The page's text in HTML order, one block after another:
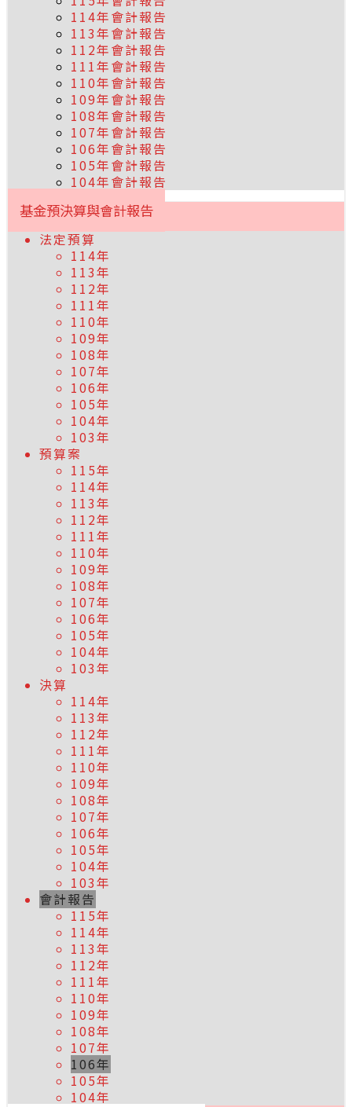
114年會計報告
113年會計報告
112年會計報告
111年會計報告
110年會計報告
109年會計報告
108年會計報告
107年會計報告
106年會計報告
105年會計報告
104年會計報告
基金預決算與會計報告
法定預算
114年
113年
112年
111年
110年
109年
108年
107年
106年
105年
104年
103年
預算案
115年
114年
113年
112年
111年
110年
109年
108年
107年
106年
105年
104年
103年
決算
114年
113年
112年
111年
110年
109年
108年
107年
106年
105年
104年
103年
會計報告
115年
114年
113年
112年
111年
110年
109年
108年
107年
106年
105年
104年